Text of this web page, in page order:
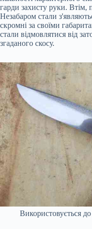
гарди захисту руки. Втім,
Незабаром стали
скромні за своїми
стали відмовлятися від
згаданого скосу.
Використовується